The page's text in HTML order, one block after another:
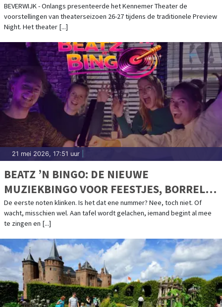
BEVERWIJK - Onlangs presenteerde het Kennemer Theater de
voorstellingen van theaterseizoen 26-27 tijdens de traditionele Preview
Night. Het theater [...]
21 mei 2026, 17:51 uur
BEATZ ’N BINGO: DE NIEUWE
MUZIEKBINGO VOOR FEESTJES, BORRELS
EN TEAMAVONDEN
De eerste noten klinken. Is het dat ene nummer? Nee, toch niet. Of
wacht, misschien wel. Aan tafel wordt gelachen, iemand begint al mee
te zingen en [...]